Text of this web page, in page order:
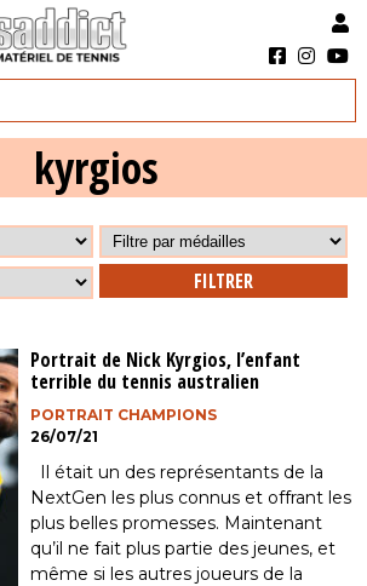
LES TESTS PRODUITS
GUIDES DU MATERIEL
kyrgios
Portrait de Nick Kyrgios, l’enfant
terrible du tennis australien
PORTRAIT CHAMPIONS
26/07/21
Il était un des représentants de la
NextGen les plus connus et offrant les
plus belles promesses. Maintenant
qu’il ne fait plus partie des jeunes, et
même si les autres joueurs de la